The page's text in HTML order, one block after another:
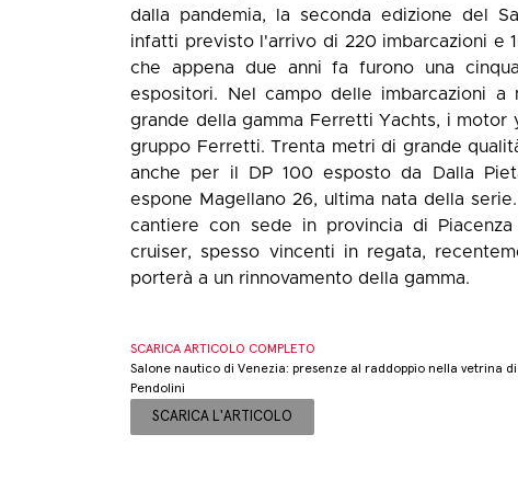
dalla pandemia, la seconda edizione del
infatti previsto l'arrivo di 220 imbarcazioni e
che appena due anni fa furono una
espositori. Nel campo delle imbarcazioni
grande della gamma Ferretti Yachts, i motor
gruppo Ferretti. Trenta metri di grande
anche per il DP 100 esposto da Dalla
espone Magellano 26, ultima nata della
cantiere con sede in provincia di
cruiser, spesso vincenti in regata,
porterà a un rinnovamento della gamma.
SCARICA ARTICOLO COMPLETO
Salone nautico di Venezia: presenze al raddoppio nella vetrina
Pendolini
SCARICA L'ARTICOLO